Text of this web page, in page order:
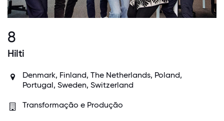
8
Hilti
Denmark, Finland, The Netherlands, Poland,
Portugal, Sweden, Switzerland
Transformação e Produção